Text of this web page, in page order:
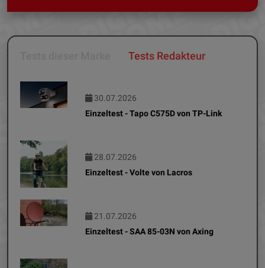
Tests Redakteur
30.07.2026
Einzeltest - Tapo C575D von TP-Link
28.07.2026
Einzeltest - Volte von Lacros
21.07.2026
Einzeltest - SAA 85-03N von Axing